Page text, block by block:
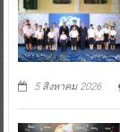
5 สิงหาคม 2026